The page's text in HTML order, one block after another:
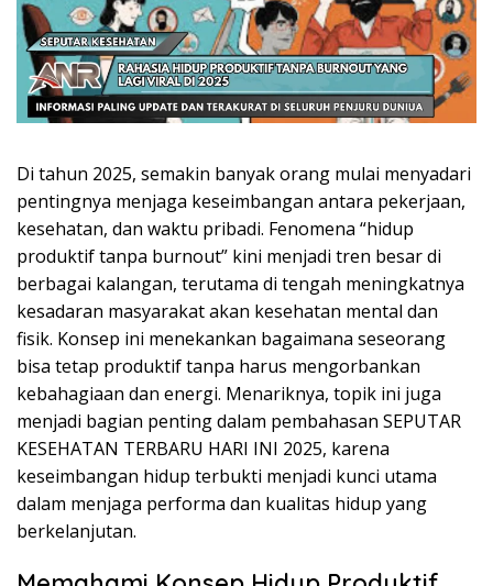
Di tahun 2025, semakin banyak orang mulai menyadari
pentingnya menjaga keseimbangan antara pekerjaan,
kesehatan, dan waktu pribadi. Fenomena “hidup
produktif tanpa burnout” kini menjadi tren besar di
berbagai kalangan, terutama di tengah meningkatnya
kesadaran masyarakat akan kesehatan mental dan
fisik. Konsep ini menekankan bagaimana seseorang
bisa tetap produktif tanpa harus mengorbankan
kebahagiaan dan energi. Menariknya, topik ini juga
menjadi bagian penting dalam pembahasan SEPUTAR
KESEHATAN TERBARU HARI INI 2025, karena
keseimbangan hidup terbukti menjadi kunci utama
dalam menjaga performa dan kualitas hidup yang
berkelanjutan.